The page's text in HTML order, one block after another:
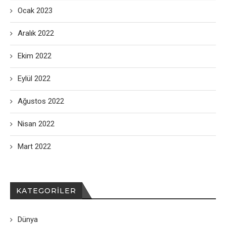
Ocak 2023
Aralık 2022
Ekim 2022
Eylül 2022
Ağustos 2022
Nisan 2022
Mart 2022
KATEGORILER
Dünya